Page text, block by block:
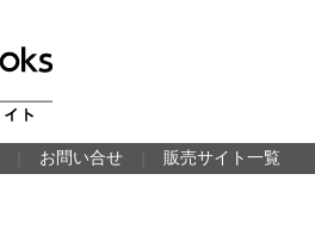
お問い合せ 販売サイト一覧